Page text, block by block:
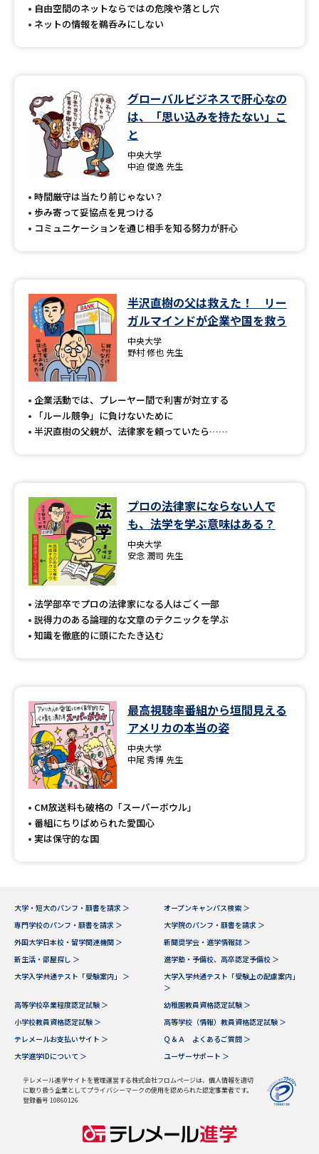
SELFBRAND特集ページ
オープンキャンパス検索 実施プログラムから探す
来場型・Web型イベント特集
受験準備
先輩が入学を決めた理由 テレメール全国一斉進学調査
新生活お役立ちガイド
学問発見
学問のミニ講義「夢ナビ講義」 学問分野解説
学問の教科書 夢ナビライブ
ユーザーサポート
Ｑ＆Ａ よくあるご質問
テレメール
お支払いサイト
個人情報取扱規定
特定商取引表記
訂正のご案内
自由空間のネットならではの危険や落とし穴
ネットの情報を鵜呑みにしない
グローバルビジネスで肝心なの
は、「思い込みを持たない」こ
と
中央大学
中迫 俊逸 先生
時間厳守は当たり前じゃない？
歩み寄って妥協点を見つける
コミュニケーションを通じ相手を知る努力が肝心
半沢直樹の父は救えた！ リー
ガルマインドが企業や国を救う
中央大学
野村 修也 先生
企業活動では、プレーヤー間で利害が対立する
「ルール競争」に負けないために
半沢直樹の父親が、法律家を頼っていたら……
プロの法律家にならない人で
も、法学を学ぶ意味はある？
中央大学
安念 潤司 先生
法学部卒でプロの法律家になる人はごく一部
説得力のある論理的な文章のテクニックを学ぶ
知識を徹底的に頭にたたき込む
最高視聴率番組から垣間見える
アメリカの本当の姿
中央大学
中尾 秀博 先生
CM放送料も破格の「スーパーボウル」
番組にちりばめられた愛国心
実は保守的な国
大学・短大のパンフ・願書を請求 ＞
オープンキャンパス検索 ＞
専門学校のパンフ・願書を請求 ＞
大学院のパンフ・願書を請求 ＞
外国大学日本校・留学関連機関 ＞
新聞奨学会・進学情報誌 ＞
新生活・部屋探し ＞
進学塾・予備校、高卒認定予備校 ＞
大学入学共通テスト「受験案内」 ＞
大学入学共通テスト「受験上の配慮案内」
＞
高等学校卒業程度認定試験 ＞
幼稚園教員資格認定試験 ＞
小学校教員資格認定試験 ＞
高等学校（情報）教員資格認定試験 ＞
テレメールお支払いサイト ＞
Ｑ＆Ａ よくあるご質問 ＞
大学進学IDについて ＞
ユーザーサポート ＞
テレメール進学サイトを管理運営する株式会社フロムページは、個人情報を適切
に取り扱う企業としてプライバシーマークの使用を認められた認定事業者です。
登録番号 10860126